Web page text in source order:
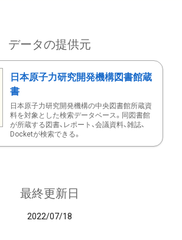
データの提供元
日本原子力研究開発機構図書館蔵
書
日本原子力研究開発機構の中央図書館所蔵資
料を対象とした検索データベース。同図書館
が所蔵する図書、レポート、会議資料、雑誌、
Docketが検索できる。
最終更新日
2022/07/18